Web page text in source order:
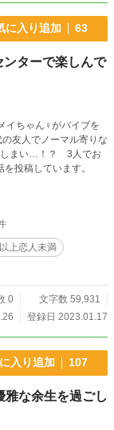
に入り追加 63
ンターで楽しんで
イちゃん♀がバイブを
友人でノーマル寄りな
しまい…！？ 3人でお
も同じ話を投稿しています。
上恋人未満
0
文字数 59,931
登録日 2023.01.17
入り追加 107
雅な余生を過ごし